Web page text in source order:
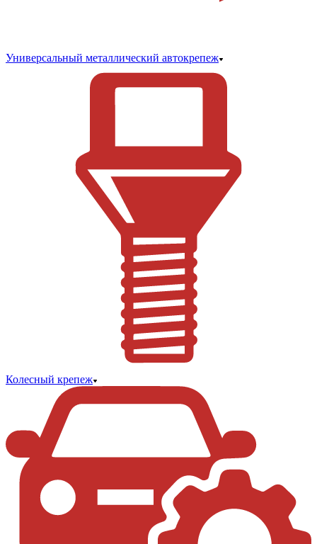
Универсальный металлический автокрепеж
Колесный крепеж